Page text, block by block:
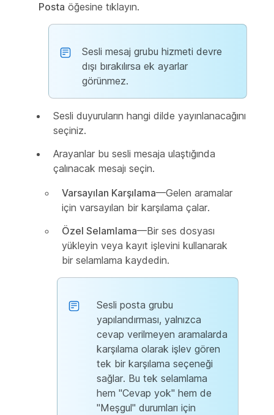
Posta öğesine tıklayın.
Sesli mesaj grubu hizmeti devre
dışı bırakılırsa ek ayarlar
görünmez.
Sesli duyuruların hangi dilde yayınlanacağını
seçiniz.
Arayanlar bu sesli mesaja ulaştığında
çalınacak mesajı seçin.
Varsayılan Karşılama—Gelen aramalar
için varsayılan bir karşılama çalar.
Özel Selamlama—Bir ses dosyası
yükleyin veya kayıt işlevini kullanarak
bir selamlama kaydedin.
Sesli posta grubu
yapılandırması, yalnızca
cevap verilmeyen aramalarda
karşılama olarak işlev gören
tek bir karşılama seçeneği
sağlar. Bu tek selamlama
hem "Cevap yok" hem de
"Meşgul" durumları için